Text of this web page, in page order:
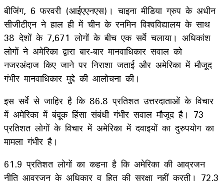
बीजिंग, 6 फरवरी (आईएएनएस)। चाइना मीडिया ग्रुप के अधीन
सीजीटीएन ने हाल ही में चीन के रनमिन विश्वविद्यालय के साथ
38 देशों के 7,671 लोगों के बीच एक सर्वे चलाया। अधिकांश
लोगों ने अमेरिका द्वारा बार-बार मानवाधिकार सवाल को
नजरअंदाज किए जाने पर निराशा जताई और अमेरिका में मौजूद
गंभीर मानवाधिकार मुद्दे की आलोचना की।
इस सर्वे से जाहिर है कि 86.8 प्रतिशत उत्तरदाताओं के विचार
में अमेरिका में बंदूक हिंसा संबंधी गंभीर सवाल मौजूद है। 73
प्रतिशत लोगों के विचार में अमेरिका में दवाइयों का दुरुपयोग का
मामला गंभीर है।
61.9 प्रतिशत लोगों का कहना है कि अमेरिका की आव्रजन